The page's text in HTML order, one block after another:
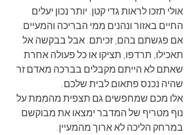
אולי תזכו לראות גדי קטן. יותר נכון יעלים
החיים באזור ונהנים ממי הבריכה והמעיים.
אם פגשתם בהם, זכיתם. אבל בבקשה אל
תאכילו, תרדפו, תציקו או כל פעולה אחרת
שאתם לא הייתם מקבלים בברכה מאדם זר
שהיה נכנס פתאום לבית שלכם.
אלו מכם שמחפשים גם תצפית מהממת על
נוף מטריף של המדבר ימצאו את מבוקשם
במרחק הליכה לא ארוך מהמעיין.